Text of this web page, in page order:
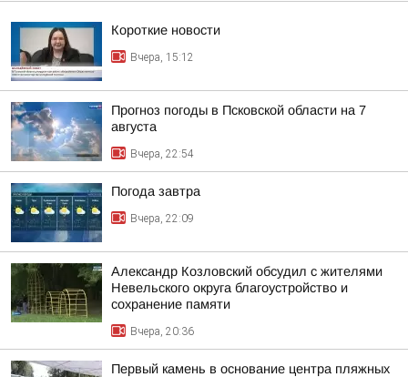
Короткие новости
Вчера, 15:12
Прогноз погоды в Псковской области на 7
августа
Вчера, 22:54
Погода завтра
Вчера, 22:09
Александр Козловский обсудил с жителями
Невельского округа благоустройство и
сохранение памяти
Вчера, 20:36
Первый камень в основание центра пляжных